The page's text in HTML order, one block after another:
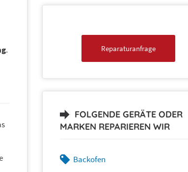
. Reparaturanfrage
FOLGENDE GERÄTE ODER
MARKEN REPARIEREN WIR
Backofen